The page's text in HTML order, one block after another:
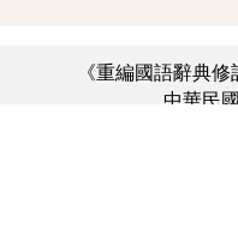
《重編國語辭典
中華民